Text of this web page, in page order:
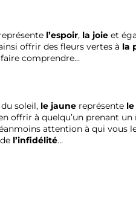
l’espoir, la joieet
offrir des fleurs vertes à la
comprendre…
soleil, le jaunereprésente
offrir à quelqu’un prenant
attention à qui vous
l’infidélité…